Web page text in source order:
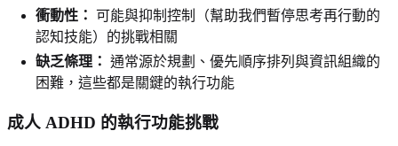
衝動性：
可能與抑制控制（幫助我們暫停思考再行動的
認知技能）的挑戰相關
缺乏條理： 通常源於規劃、優先順序排列與資訊組織的
困難，這些都是關鍵的執行功能
成人 ADHD 的執行功能挑戰